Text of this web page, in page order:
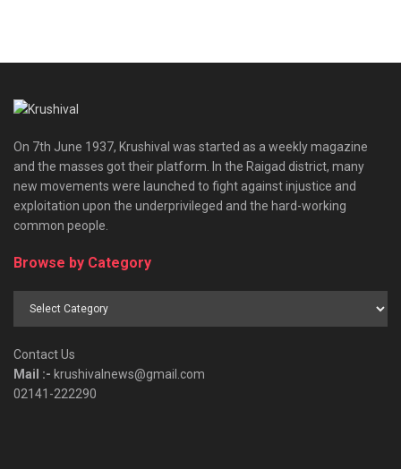
On 7th June 1937, Krushival was started as a weekly magazine
and the masses got their platform. In the Raigad district, many
new movements were launched to fight against injustice and
exploitation upon the underprivileged and the hard-working
common people.
Browse by Category
Browse
Contact Us
Mail :- krushivalnews@gmail.com
02141-222290